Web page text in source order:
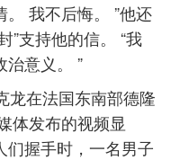
我不后悔。 ”他还
”支持他的信。 “我
意义。 ”
龙在法国东南部德隆
体发布的视频显
们握手时，一名男子